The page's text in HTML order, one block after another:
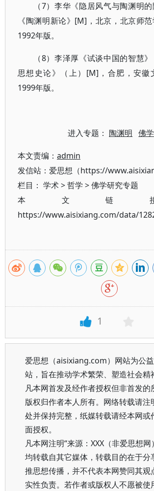
（7）李华《隐居风气与陶渊明
《陶渊明新论》[M]，北京，北京师范
1992年版。
（8）李泽厚《试谈中国的智慧
思想史论》（上）[M]，合肥，安徽
1999年版。
进入专题： 陶渊明 佛学
本文责编： admin
发信站：爱思想（https://
栏目： 学术>哲学 >佛学研究专题
本文链
https://www.aisixiang.com/data/
1
爱思想（aisixiang.com）网站为公
站，旨在推动学术繁荣、塑造社会精
凡本网首发及经作者授权但非首发的
版权归作者本人所有。网络转载请注
处并保持完整，纸媒转载请经本网或
面授权。
凡本网注明“来源：XXX（非爱思想网
均转载自其它媒体，转载目的在于分
推思想传播，并不代表本网赞同其观
实性负责。若作者或版权人不愿被使